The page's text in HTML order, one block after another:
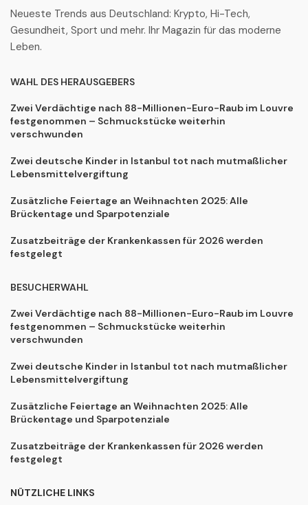
Neueste Trends aus Deutschland: Krypto, Hi-Tech,
Gesundheit, Sport und mehr. Ihr Magazin für das moderne
Leben.
WAHL DES HERAUSGEBERS
Zwei Verdächtige nach 88-Millionen-Euro-Raub im Louvre
festgenommen – Schmuckstücke weiterhin
verschwunden
Zwei deutsche Kinder in Istanbul tot nach mutmaßlicher
Lebensmittelvergiftung
Zusätzliche Feiertage an Weihnachten 2025: Alle
Brückentage und Sparpotenziale
Zusatzbeiträge der Krankenkassen für 2026 werden
festgelegt
BESUCHERWAHL
Zwei Verdächtige nach 88-Millionen-Euro-Raub im Louvre
festgenommen – Schmuckstücke weiterhin
verschwunden
Zwei deutsche Kinder in Istanbul tot nach mutmaßlicher
Lebensmittelvergiftung
Zusätzliche Feiertage an Weihnachten 2025: Alle
Brückentage und Sparpotenziale
Zusatzbeiträge der Krankenkassen für 2026 werden
festgelegt
NÜTZLICHE LINKS